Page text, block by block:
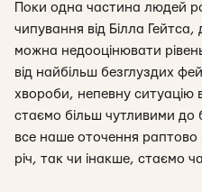
Поки одна частина людей
чипування від Білла
можна недооцінювати
від найбільш безглуздих
хвороби, непевну ситуацію в
стаємо більш чутливими до
все наше оточення
річ, так чи інакше, стаємо